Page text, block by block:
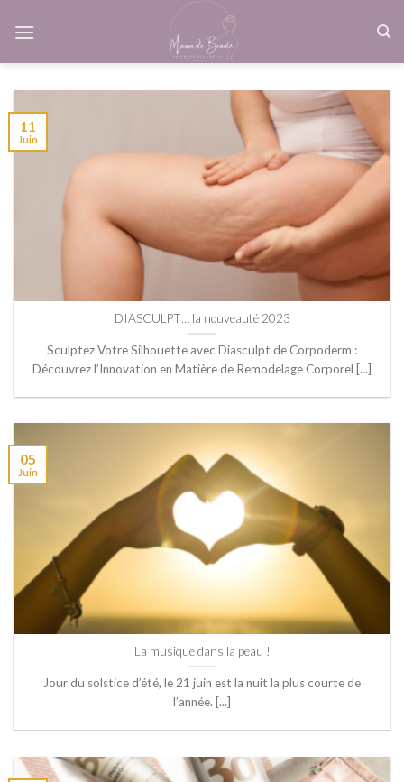
DIASCULPT… la nouveauté 2023
Sculptez Votre Silhouette avec Diasculpt de Corpoderm :
Découvrez l’Innovation en Matière de Remodelage Corporel [...]
11
Juin
La musique dans la peau !
Jour du solstice d’été, le 21 juin est la nuit la plus courte de
l’année. [...]
05
Juin